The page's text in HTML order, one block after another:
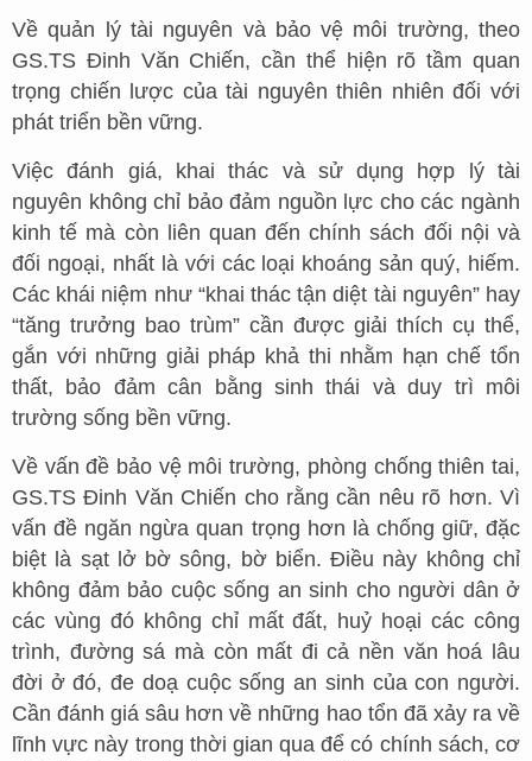
Về quản lý tài nguyên và bảo vệ môi trường, theo
GS.TS Đinh Văn Chiến, cần thể hiện rõ tầm quan
trọng chiến lược của tài nguyên thiên nhiên đối với
phát triển bền vững.
Việc đánh giá, khai thác và sử dụng hợp lý tài
nguyên không chỉ bảo đảm nguồn lực cho các ngành
kinh tế mà còn liên quan đến chính sách đối nội và
đối ngoại, nhất là với các loại khoáng sản quý, hiếm.
Các khái niệm như “khai thác tận diệt tài nguyên” hay
“tăng trưởng bao trùm” cần được giải thích cụ thể,
gắn với những giải pháp khả thi nhằm hạn chế tổn
thất, bảo đảm cân bằng sinh thái và duy trì môi
trường sống bền vững.
Về vấn đề bảo vệ môi trường, phòng chống thiên tai,
GS.TS Đinh Văn Chiến cho rằng cần nêu rõ hơn. Vì
vấn đề ngăn ngừa quan trọng hơn là chống giữ, đặc
biệt là sạt lở bờ sông, bờ biển. Điều này không chỉ
không đảm bảo cuộc sống an sinh cho người dân ở
các vùng đó không chỉ mất đất, huỷ hoại các công
trình, đường sá mà còn mất đi cả nền văn hoá lâu
đời ở đó, đe doạ cuộc sống an sinh của con người.
Cần đánh giá sâu hơn về những hao tổn đã xảy ra về
lĩnh vực này trong thời gian qua để có chính sách, cơ